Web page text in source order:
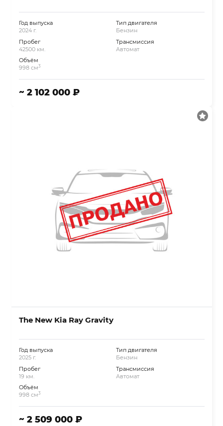
Год выпуска
2024 г.
Пробег
42500 км.
Объём
998 см3
Тип двигателя
Бензин
Трансмиссия
Автомат
~ 2 102 000 ₽
The New Kia Ray Gravity
Год выпуска
2025 г.
Пробег
19 км.
Объём
998 см3
Тип двигателя
Бензин
Трансмиссия
Автомат
~ 2 509 000 ₽